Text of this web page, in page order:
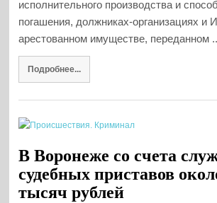
исполнительного производства и
погашения, должниках-организациях и
арестованном имуществе, переданном
Подробнее...
В Воронеже со счета
судебных приставов
тысяч рублей